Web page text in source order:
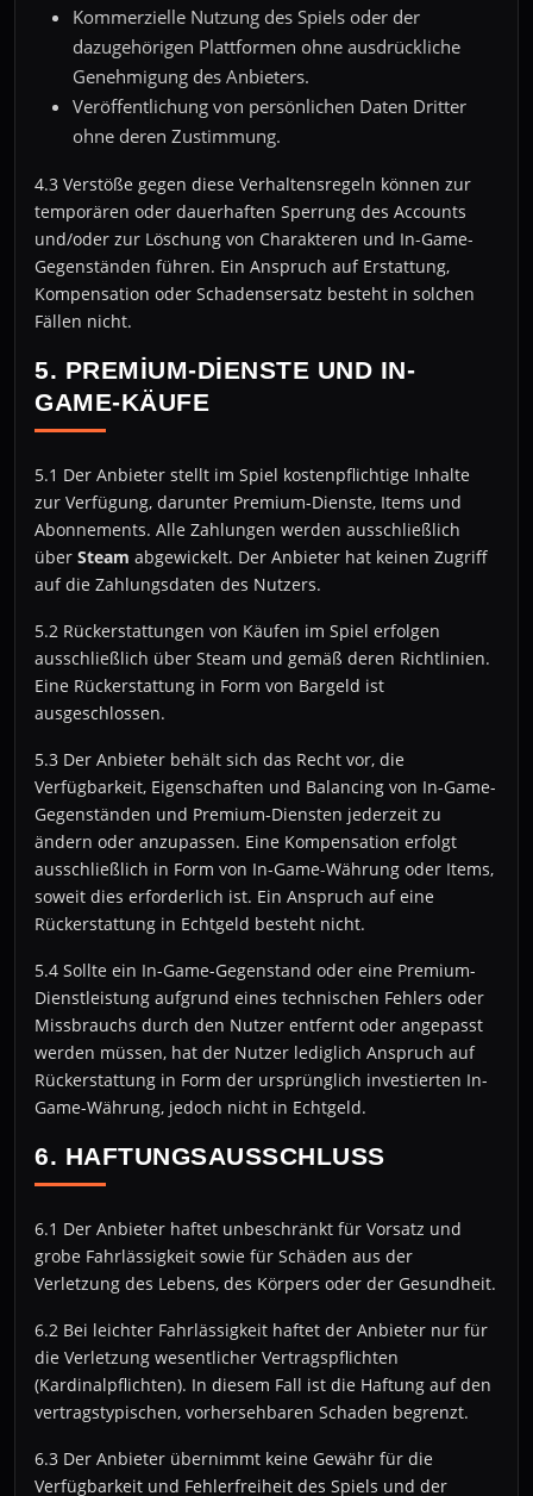
Kommerzielle Nutzung des Spiels oder der
dazugehörigen Plattformen ohne ausdrückliche
Genehmigung des Anbieters.
Veröffentlichung von persönlichen Daten Dritter
ohne deren Zustimmung.
4.3 Verstöße gegen diese Verhaltensregeln können zur
temporären oder dauerhaften Sperrung des Accounts
und/oder zur Löschung von Charakteren und In-Game-
Gegenständen führen. Ein Anspruch auf Erstattung,
Kompensation oder Schadensersatz besteht in solchen
Fällen nicht.
5. PREMIUM-DIENSTE UND IN-
GAME-KÄUFE
5.1 Der Anbieter stellt im Spiel kostenpflichtige Inhalte
zur Verfügung, darunter Premium-Dienste, Items und
Abonnements. Alle Zahlungen werden ausschließlich
über Steam abgewickelt. Der Anbieter hat keinen Zugriff
auf die Zahlungsdaten des Nutzers.
5.2 Rückerstattungen von Käufen im Spiel erfolgen
ausschließlich über Steam und gemäß deren Richtlinien.
Eine Rückerstattung in Form von Bargeld ist
ausgeschlossen.
5.3 Der Anbieter behält sich das Recht vor, die
Verfügbarkeit, Eigenschaften und Balancing von In-Game-
Gegenständen und Premium-Diensten jederzeit zu
ändern oder anzupassen. Eine Kompensation erfolgt
ausschließlich in Form von In-Game-Währung oder Items,
soweit dies erforderlich ist. Ein Anspruch auf eine
Rückerstattung in Echtgeld besteht nicht.
5.4 Sollte ein In-Game-Gegenstand oder eine Premium-
Dienstleistung aufgrund eines technischen Fehlers oder
Missbrauchs durch den Nutzer entfernt oder angepasst
werden müssen, hat der Nutzer lediglich Anspruch auf
Rückerstattung in Form der ursprünglich investierten In-
Game-Währung, jedoch nicht in Echtgeld.
6. HAFTUNGSAUSSCHLUSS
6.1 Der Anbieter haftet unbeschränkt für Vorsatz und
grobe Fahrlässigkeit sowie für Schäden aus der
Verletzung des Lebens, des Körpers oder der Gesundheit.
6.2 Bei leichter Fahrlässigkeit haftet der Anbieter nur für
die Verletzung wesentlicher Vertragspflichten
(Kardinalpflichten). In diesem Fall ist die Haftung auf den
vertragstypischen, vorhersehbaren Schaden begrenzt.
6.3 Der Anbieter übernimmt keine Gewähr für die
Verfügbarkeit und Fehlerfreiheit des Spiels und der